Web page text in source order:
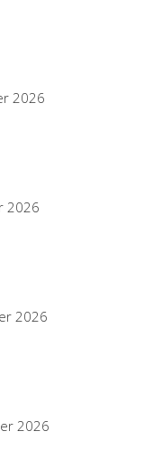
2026
2026
2026
2026